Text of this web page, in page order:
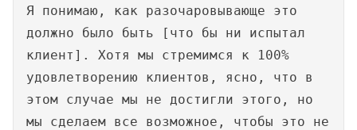
Я понимаю, как разочаровывающе это
должно было быть [что бы ни испытал
клиент]. Хотя мы стремимся к 100%
удовлетворению клиентов, ясно, что в
этом случае мы не достигли этого, но
мы сделаем все возможное, чтобы это не